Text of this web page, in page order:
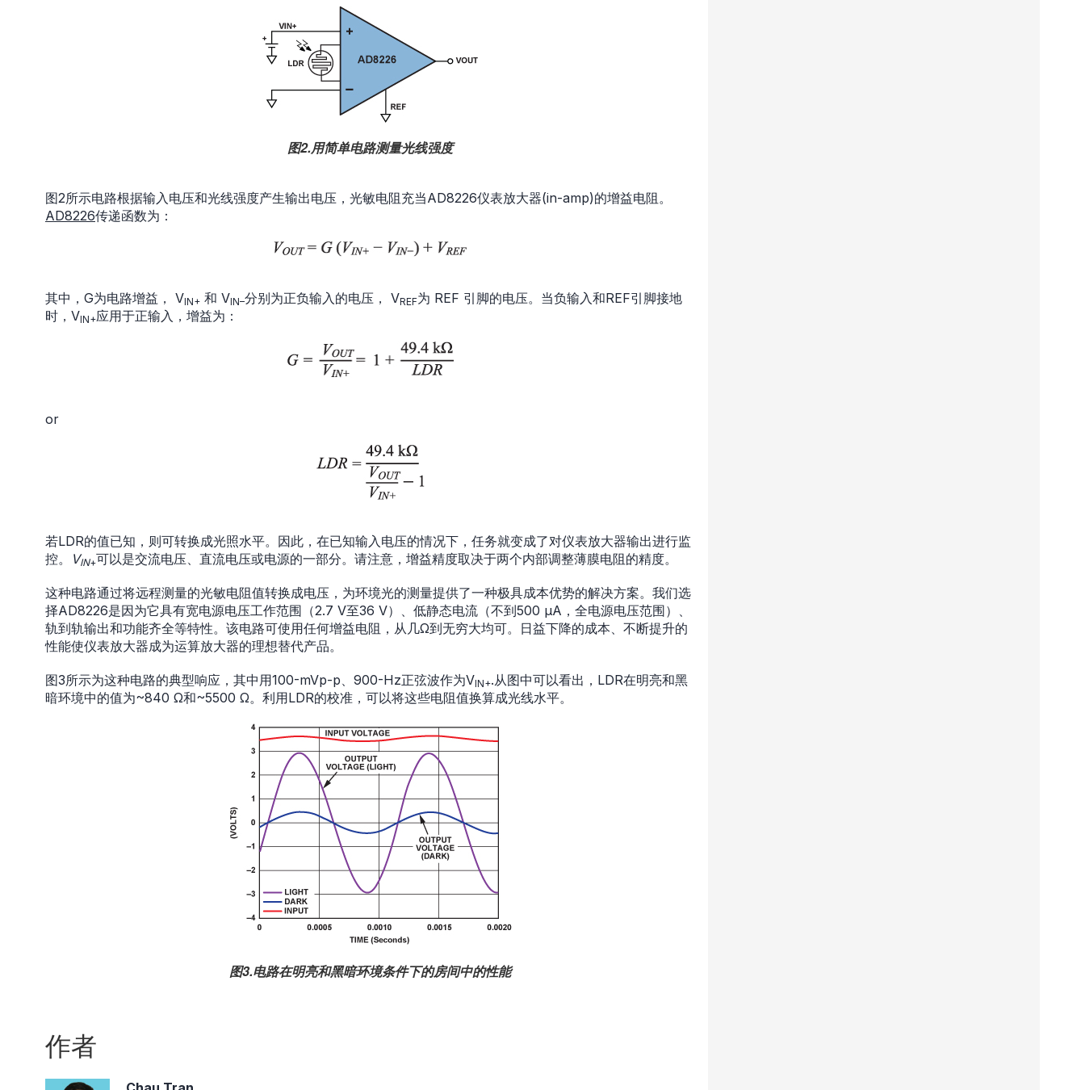
图2.用简单电路测量光线强度
图2所示电路根据输入电压和光线强度产生输出电压，光敏电阻充当AD8226仪表放大器(in-amp)的增益电阻。
AD8226传递函数为：
其中，G为电路增益， VIN+ 和 VIN–分别为正负输入的电压， VREF为 REF 引脚的电压。当负输入和REF引脚接地
时，VIN+应用于正输入，增益为：
or
若LDR的值已知，则可转换成光照水平。因此，在已知输入电压的情况下，任务就变成了对仪表放大器输出进行监
控。
VIN+可以是交流电压、直流电压或电源的一部分。请注意，增益精度取决于两个内部调整薄膜电阻的精度。
这种电路通过将远程测量的光敏电阻值转换成电压，为环境光的测量提供了一种极具成本优势的解决方案。我们选
择AD8226是因为它具有宽电源电压工作范围（2.7 V至36 V）、低静态电流（不到500 µA，全电源电压范围）、
轨到轨输出和功能齐全等特性。该电路可使用任何增益电阻，从几Ω到无穷大均可。日益下降的成本、不断提升的
性能使仪表放大器成为运算放大器的理想替代产品。
图3所示为这种电路的典型响应，其中用100-mVp-p、900-Hz正弦波作为VIN+.从图中可以看出，LDR在明亮和黑
暗环境中的值为~840 Ω和~5500 Ω。利用LDR的校准，可以将这些电阻值换算成光线水平。
图3.电路在明亮和黑暗环境条件下的房间中的性能
作者